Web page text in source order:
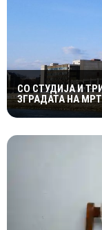
СО СТУДИЈА И
ЗГРАДАТА НА
ЈУГОСЛАВИЈА